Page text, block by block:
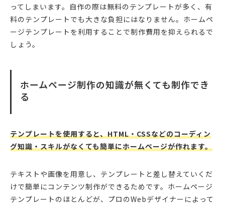
ってしまいます。自作の際は無料のテンプレートが多く、有
料のテンプレートでも大きな負担にはなりません。ホームペ
ージテンプレートを利用することで制作費用を抑えられるで
しょう。
ホームページ制作の知識が無くても制作でき
る
テンプレートを使用すると、HTML・CSSなどのコーディン
グ知識・スキルがなくても簡単にホームページが作れます。
テキストや画像を用意し、テンプレートと差し替えていくだ
けで簡単にコンテンツ制作ができるためです。ホームページ
テンプレートのほとんどが、プロのWebデザイナーによって